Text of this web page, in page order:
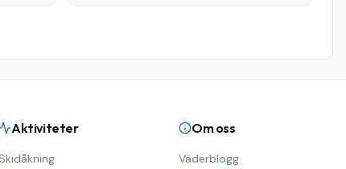
Aktiviteter
Skidåkning
Om oss
Väderblogg